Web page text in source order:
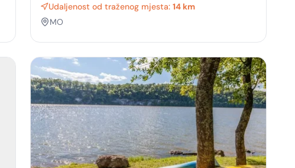
Udaljenost od traženog mjesta: 14 km
MO